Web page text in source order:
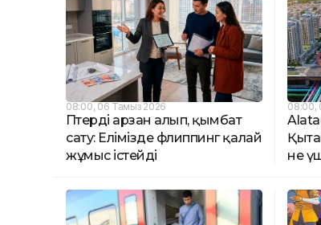
08:00, 06 Тамыз 2026
Пәтерді арзан алып, қымбат
сату: Елімізде флиппинг қалай
жұмыс істейді
08:00,
не